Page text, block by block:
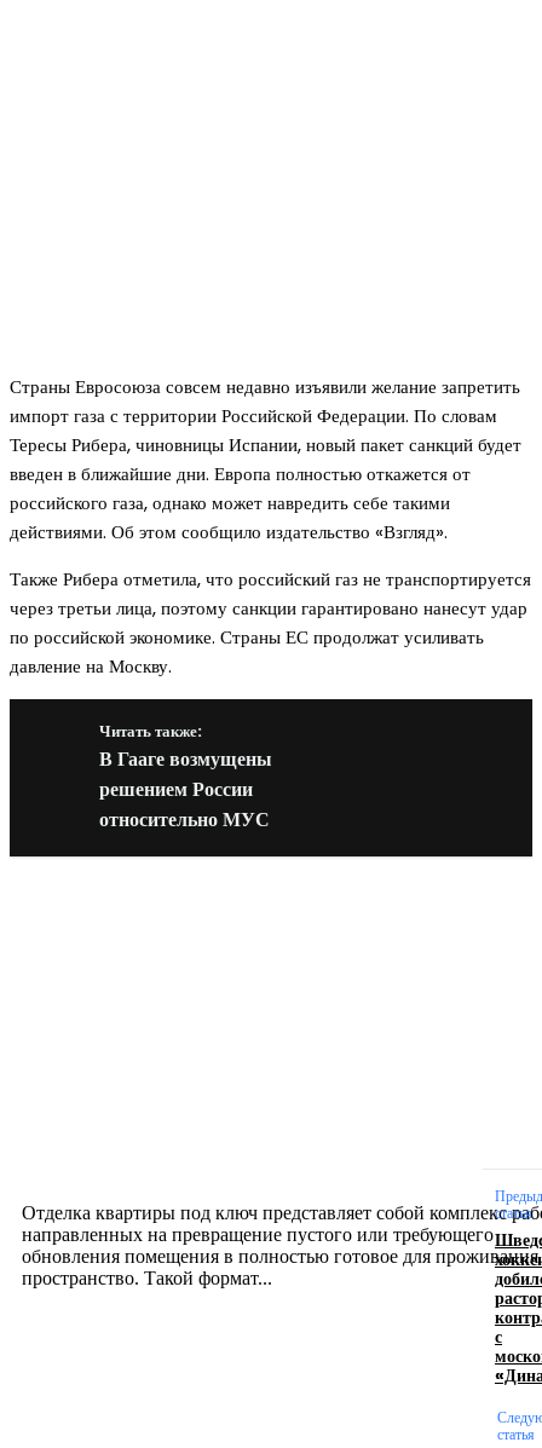
Страны Евросоюза совсем недавно изъявили желание запретить
импорт газа с территории Российской Федерации. По словам
Тересы Рибера, чиновницы Испании, новый пакет санкций будет
введен в ближайшие дни. Европа полностью откажется от
российского газа, однако может навредить себе такими
действиями. Об этом сообщило издательство «Взгляд».
Также Рибера отметила, что российский газ не транспортируется
через третьи лица, поэтому санкции гарантировано нанесут удар
по российской экономике. Страны ЕС продолжат усиливать
давление на Москву.
Читать также:
В Гааге возмущены
решением России
относительно МУС
Отделка квартиры под ключ представляет собой комплекс
направленных на превращение пустого или требующего
обновления помещения в полностью готовое для проживания
пространство. Такой формат...
логотипом: эффективный инструмент бренда
статья
с
статья